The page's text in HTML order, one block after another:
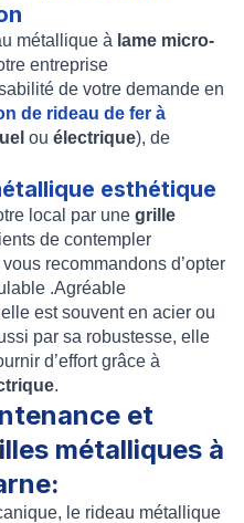
métallique à lame micro-
entreprise
de votre demande en
de rideau de fer à
ou électrique), de
esthétique
local par une grille
de contempler
recommandons d’opter
.Agréable
est souvent en acier ou
par sa robustesse, elle
d’effort grâce à
.
et
métalliques à
le rideau métallique